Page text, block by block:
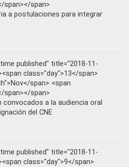
span></span>
a postulaciones para integrar
published" title="2018-11-
class="day">13</span>
span> <span
span></span>
a la audiencia oral
del CNE
published" title="2018-11-
class="day">9</span>